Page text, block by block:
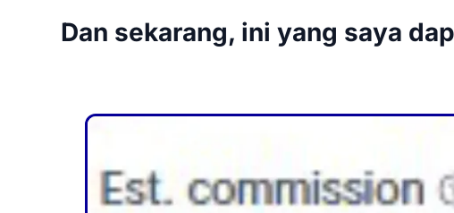
Dan sekarang, ini yang saya